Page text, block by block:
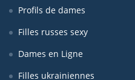
Profils de dames
Filles russes sexy
Dames en Ligne
Filles ukrainiennes